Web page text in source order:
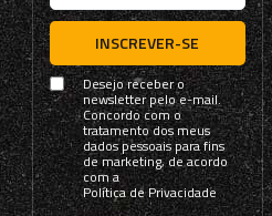
INSCREVER-SE
Desejo receber o
newsletter pelo e-mail.
Concordo com o
tratamento dos meus
dados pessoais para fins
de marketing, de acordo
com a
Política de Privacidade